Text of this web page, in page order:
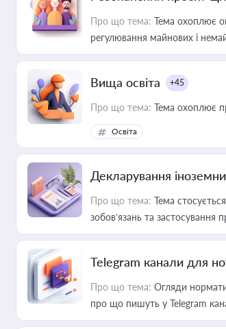
Про що тема: Тема охоплює
регулювання майнових і
Вища освіта +45
Про що тема: Тема охоплює
Освіта
Декларування
Про що тема: Тема
зобов’язань та застосування
Telegram канали для
Про що тема: Огляди
про що пишуть у Telegram